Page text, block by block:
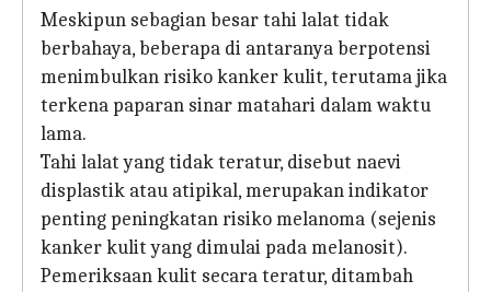
Meskipun sebagian besar tahi lalat tidak
berbahaya, beberapa di antaranya berpotensi
menimbulkan risiko kanker kulit, terutama jika
terkena paparan sinar matahari dalam waktu
lama.
Tahi lalat yang tidak teratur, disebut naevi
displastik atau atipikal, merupakan indikator
penting peningkatan risiko melanoma (sejenis
kanker kulit yang dimulai pada melanosit).
Pemeriksaan kulit secara teratur, ditambah